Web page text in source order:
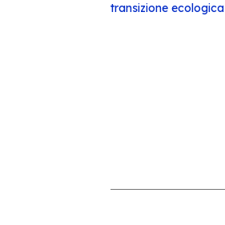
transizione ecologica